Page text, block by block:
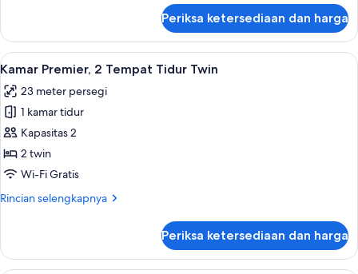
Kamar
Deluks,
2
Tidur
Twin
Periksa ketersediaan dan harga
Lihat
semua
foto
untuk
Kamar
Premier,
2
Tidur
Seprai premium, brankas, meja
5
Kamar Premier, 2 Tempat Tidur Twin
23 meter persegi
1 kamar tidur
Kapasitas 2
2 twin
Wi-Fi Gratis
Rincian selengkapnya
Rincian
Kamar
Premier,
Periksa ketersediaan dan harga